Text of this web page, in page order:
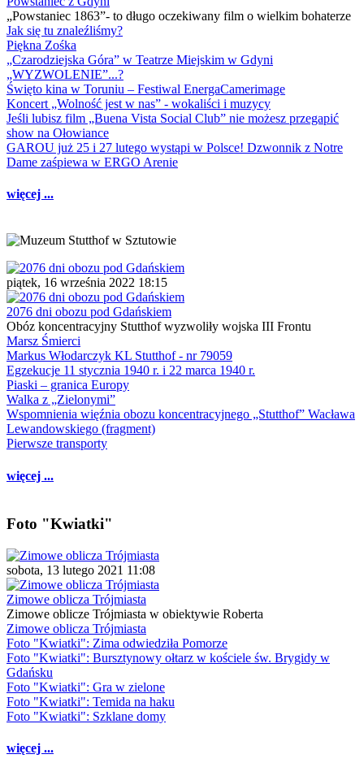
„Powstaniec 1863”- to długo oczekiwany film o wielkim bohaterze
Jak się tu znaleźliśmy?
Piękna Zośka
„Czarodziejska Góra” w Teatrze Miejskim w Gdyni
„WYZWOLENIE”...?
Święto kina w Toruniu – Festiwal EnergaCamerimage
Koncert „Wolność jest w nas” - wokaliści i muzycy
Jeśli lubisz film „Buena Vista Social Club” nie możesz przegapić
show na Ołowiance
GAROU już 25 i 27 lutego wystąpi w Polsce! Dzwonnik z Notre
Dame zaśpiewa w ERGO Arenie
więcej ...
piątek, 16 września 2022 18:15
2076 dni obozu pod Gdańskiem
Obóz koncentracyjny Stutthof wyzwoliły wojska III Frontu
Marsz Śmierci
Markus Włodarczyk KL Stutthof - nr 79059
Egzekucje 11 stycznia 1940 r. i 22 marca 1940 r.
Piaski – granica Europy
Walka z „Zielonymi”
Wspomnienia więźnia obozu koncentracyjnego „Stutthof” Wacława
Lewandowskiego (fragment)
Pierwsze transporty
więcej ...
Foto "Kwiatki"
sobota, 13 lutego 2021 11:08
Zimowe oblicza Trójmiasta
Zimowe oblicze Trójmiasta w obiektywie Roberta
Zimowe oblicza Trójmiasta
Foto "Kwiatki": Zima odwiedziła Pomorze
Foto "Kwiatki": Bursztynowy ołtarz w kościele św. Brygidy w
Gdańsku
Foto "Kwiatki": Gra w zielone
Foto "Kwiatki": Temida na haku
Foto "Kwiatki": Szklane domy
więcej ...